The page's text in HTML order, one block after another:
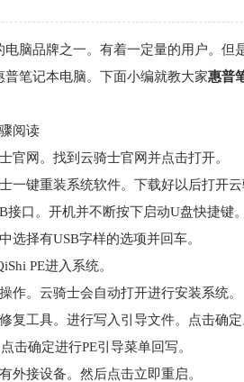
脑品牌之一。有着一定量的用户。
笔记本电脑。下面小编就教大家惠普
阅读
官网。找到云骑士官网并点击打开。
一键重装系统软件。下载好以后打开
接口。开机并不断按下启动U盘快捷键
选择有USB字样的选项并回车。
PE进入系统。
作。云骑士会自动打开进行安装系统。
复工具。进行写入引导文件。点击确
击确定进行PE引导菜单回写。
外接设备。然后点击立即重启。